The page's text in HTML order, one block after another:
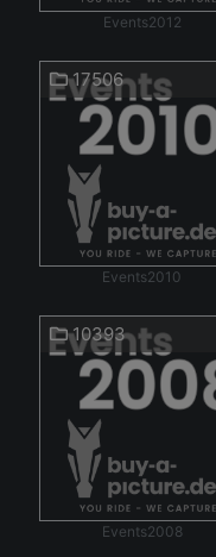
Events2012
17506
Events2010
10393
Events2008